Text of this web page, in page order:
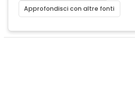
Approfondisci con altre fonti